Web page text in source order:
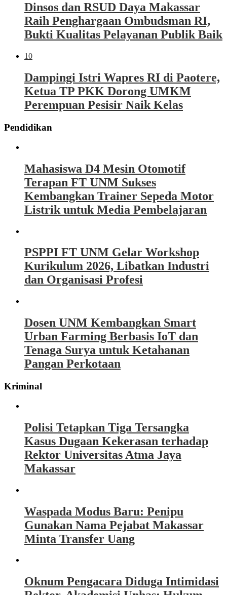
Dinsos dan RSUD Daya Makassar
Raih Penghargaan Ombudsman RI,
Bukti Kualitas Pelayanan Publik Baik
10
Dampingi Istri Wapres RI di Paotere,
Ketua TP PKK Dorong UMKM
Perempuan Pesisir Naik Kelas
Pendidikan
Mahasiswa D4 Mesin Otomotif
Terapan FT UNM Sukses
Kembangkan Trainer Sepeda Motor
Listrik untuk Media Pembelajaran
PSPPI FT UNM Gelar Workshop
Kurikulum 2026, Libatkan Industri
dan Organisasi Profesi
Dosen UNM Kembangkan Smart
Urban Farming Berbasis IoT dan
Tenaga Surya untuk Ketahanan
Pangan Perkotaan
Kriminal
Polisi Tetapkan Tiga Tersangka
Kasus Dugaan Kekerasan terhadap
Rektor Universitas Atma Jaya
Makassar
Waspada Modus Baru: Penipu
Gunakan Nama Pejabat Makassar
Minta Transfer Uang
Oknum Pengacara Diduga Intimidasi